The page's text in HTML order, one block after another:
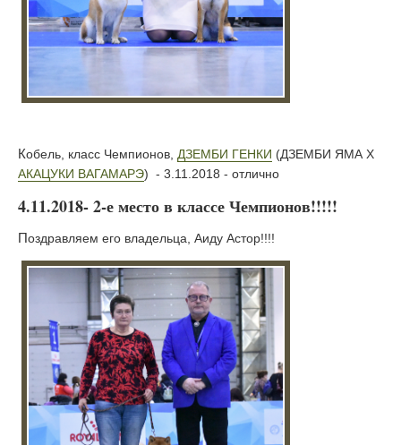
Кобель, класс Чемпионов, ДЗЕМБИ ГЕНКИ (ДЗЕМБИ ЯМА Х
АКАЦУКИ ВАГАМАРЭ) - 3.11.2018 - отлично
4.11.2018- 2-е место в классе Чемпионов!!!!!
Поздравляем его владельца, Аиду Астор!!!!